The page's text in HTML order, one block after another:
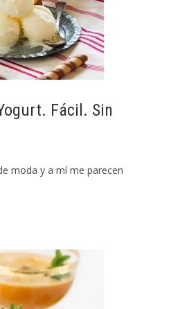
Fácil. Sin
moda y a mí me parecen